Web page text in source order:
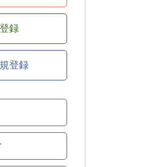
録
登録